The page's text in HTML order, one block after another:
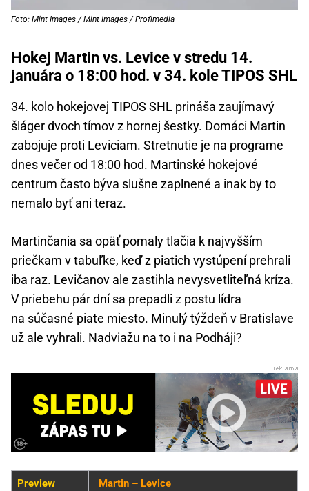
Foto: Mint Images / Mint Images / Profimedia
Hokej Martin vs. Levice v stredu 14.
januára o 18:00 hod. v 34. kole TIPOS SHL
34. kolo hokejovej TIPOS SHL prináša zaujímavý
šláger dvoch tímov z hornej šestky. Domáci Martin
zabojuje proti Leviciam. Stretnutie je na programe
dnes večer od 18:00 hod. Martinské hokejové
centrum často býva slušne zaplnené a inak by to
nemalo byť ani teraz.
Martinčania sa opäť pomaly tlačia k najvyšším
priečkam v tabuľke, keď z piatich vystúpení prehrali
iba raz. Levičanov ale zastihla nevysvetliteľná kríza.
V priebehu pár dní sa prepadli z postu lídra
na súčasné piate miesto. Minulý týždeň v Bratislave
už ale vyhrali. Nadviažu na to i na Podháji?
Preview Martin – Levice